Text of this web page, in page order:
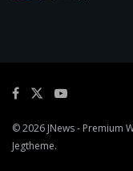
© 2026 JNews- Premium
Jegtheme.